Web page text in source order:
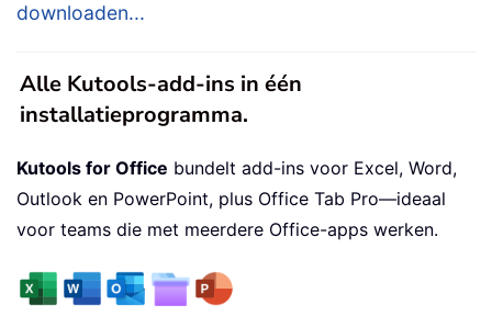
downloaden...
Alle Kutools-add-ins in één
installatieprogramma.
Kutools for Office bundelt add-ins voor Excel, Word,
Outlook en PowerPoint, plus Office Tab Pro—ideaal
voor teams die met meerdere Office-apps werken.